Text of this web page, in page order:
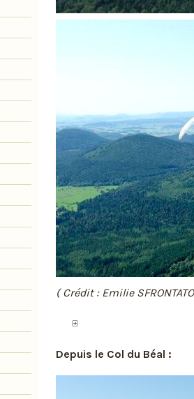
( Crédit : Emilie
Depuis le Col du Béal :